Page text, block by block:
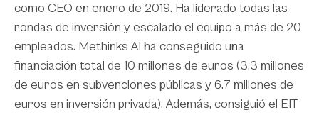
como CEO en enero de 2019. Ha liderado todas las
rondas de inversión y escalado el equipo a más de 20
empleados. Methinks AI ha conseguido una
financiación total de 10 millones de euros (3.3 millones
de euros en subvenciones públicas y 6.7 millones de
euros en inversión privada). Además, consiguió el EIT